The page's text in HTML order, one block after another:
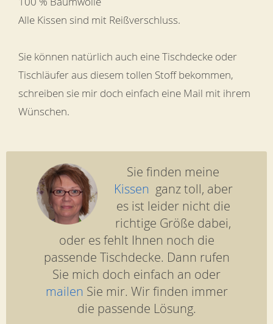
Alle Kissen sind mit Reißverschluss.
Sie können natürlich auch eine Tischdecke oder
Tischläufer aus diesem tollen Stoff bekommen,
schreiben sie mir doch einfach eine Mail mit ihrem
Wünschen.
Sie finden meine
Kissen ganz toll, aber
es ist leider nicht die
richtige Größe dabei,
oder es fehlt Ihnen noch die
passende Tischdecke. Dann rufen
Sie mich doch einfach an oder
mailen Sie mir. Wir finden immer
die passende Lösung.